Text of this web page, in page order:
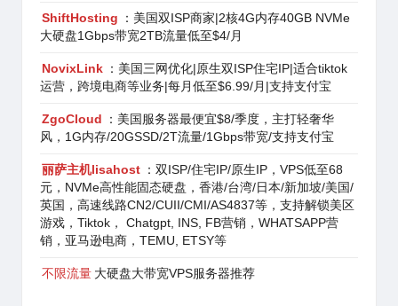
ShiftHosting
：美国双ISP商家|2核4G内存40GB NVMe
大硬盘1Gbps带宽2TB流量低至$4/月
NovixLink ：美国三网优化|原生双ISP住宅IP|适合tiktok
运营，跨境电商等业务|每月低至$6.99/月|支持支付宝
ZgoCloud
：美国服务器最便宜$8/季度，主打轻奢华
风，1G内存/20GSSD/2T流量/1Gbps带宽/支持支付宝
丽萨主机lisahost ：双ISP/住宅IP/原生IP，VPS低至68
元，NVMe高性能固态硬盘，香港/台湾/日本/新加坡/美国/
英国，高速线路CN2/CUII/CMI/AS4837等，支持解锁美区
游戏，Tiktok， Chatgpt, INS, FB营销，WHATSAPP营
销，亚马逊电商，TEMU, ETSY等
不限流量 大硬盘大带宽VPS服务器推荐